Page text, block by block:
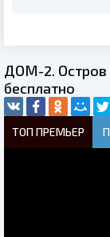
ДОМ-2. Остров
бесплатно
ТОП ПРЕМЬЕР